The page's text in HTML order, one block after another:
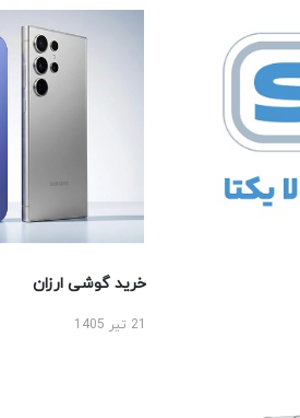
خرید گوشی ارزان